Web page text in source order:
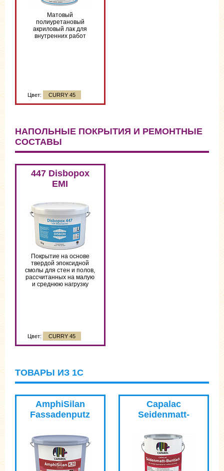
Матовый
полиуретановый
акриловый лак для
внутренних работ
Цвет: CURRY 45
НАПОЛЬНЫЕ ПОКРЫТИЯ И РЕМОНТНЫЕ
СОСТАВЫ
447 Disbopox
EMI
Покрытие на основе
твердой эпоксидной
смолы для стен и полов,
рассчитанных на малую
и среднюю нагрузку
Цвет: CURRY 45
ТОВАРЫ ИЗ 1С
AmphiSilan
Fassadenputz
Capalac
Seidenmatt-